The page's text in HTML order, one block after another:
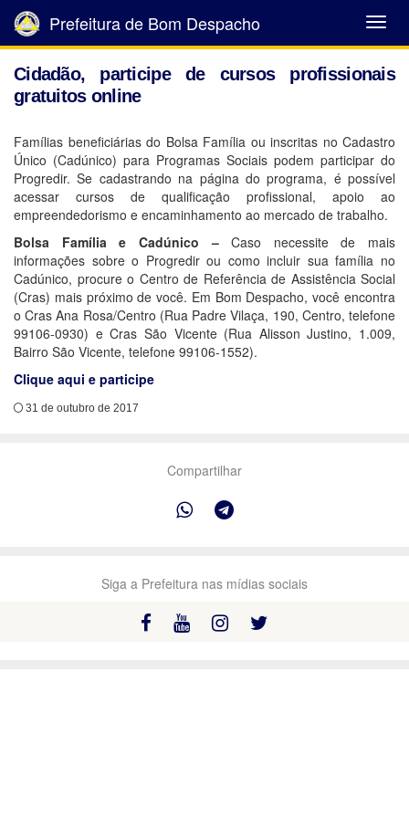
Abrir
Menu
Prefeitura de Bom Despacho
Cidadão, participe de cursos profissionais
gratuitos online
Famílias beneficiárias do Bolsa Família ou inscritas no Cadastro
Único (Cadúnico) para Programas Sociais podem participar do
Progredir. Se cadastrando na página do programa, é possível
acessar cursos de qualificação profissional, apoio ao
empreendedorismo e encaminhamento ao mercado de trabalho.
Bolsa Família e Cadúnico –Caso necessite de mais
informações sobre o Progredir ou como incluir sua família no
Cadúnico, procure o Centro de Referência de Assistência Social
(Cras) mais próximo de você. Em Bom Despacho, você encontra
o Cras Ana Rosa/Centro (Rua Padre Vilaça, 190, Centro, telefone
99106-0930) e Cras São Vicente (Rua Alisson Justino, 1.009,
Bairro São Vicente, telefone 99106-1552).
Clique aqui e participe
31 de outubro de 2017
Compartilhar
Siga a Prefeitura nas mídias sociais